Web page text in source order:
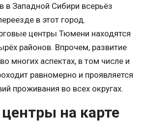
в Западной Сибири всерьёз
в этот город.
центры Тюмени находятся
районов. Впрочем, развитие
многих аспектах, в том числе и
равномерно и проявляется
проживания во всех округах.
на карте